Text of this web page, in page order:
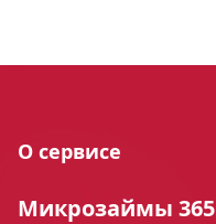
О сервисе
Микрозаймы 365